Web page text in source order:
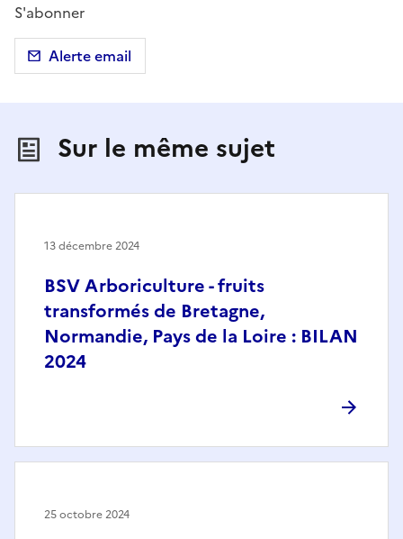
S'abonner
Alerte email
Sur le même sujet
BSV Arboriculture - fruits
transformés de Bretagne,
Normandie, Pays de la Loire : BILAN
2024
13 décembre 2024
25 octobre 2024